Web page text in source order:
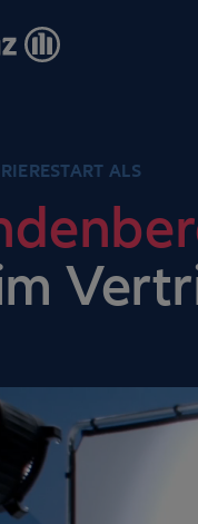
ALS